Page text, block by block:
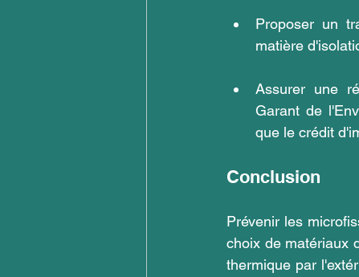
Proposer un
matière
Assurer une
Garant de
que le crédit
Conclusion
Prévenir les
choix de matériaux
thermique par